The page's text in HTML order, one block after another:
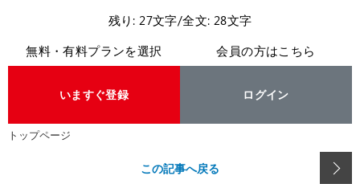
残り: 27文字/全文: 28文字
無料・有料プランを選択
いますぐ登録
会員の方はこちら
ログイン
トップページ
この記事へ戻る